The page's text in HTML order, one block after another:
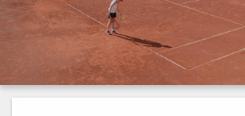
Vorstand
Sponsoren
Mannschaften